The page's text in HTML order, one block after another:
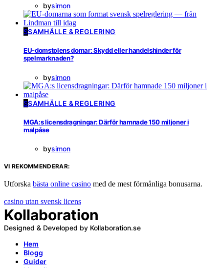
bysimon
SSAMHÄLLE & REGLERING
EU-domstolens domar: Skydd eller handelshinder för
spelmarknaden?
bysimon
SSAMHÄLLE & REGLERING
MGA:s licensdragningar: Därför hamnade 150 miljoner i
malpåse
bysimon
VI REKOMMENDERAR:
Utforska bästa online casino med de mest förmånliga bonusarna.
casino utan svensk licens
Kollaboration
Designed & Developed by Kollaboration.se
Hem
Blogg
Guider